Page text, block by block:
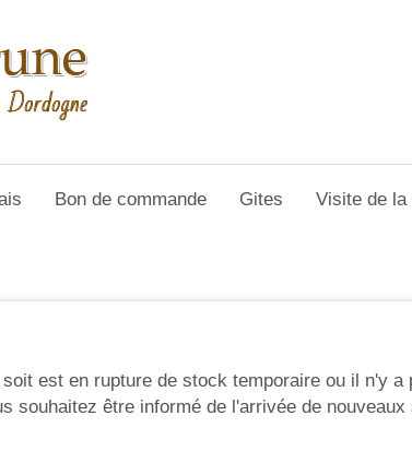
Bon de commande Gites Visite de la
est en rupture de stock temporaire ou il n'y
souhaitez être informé de l'arrivée de